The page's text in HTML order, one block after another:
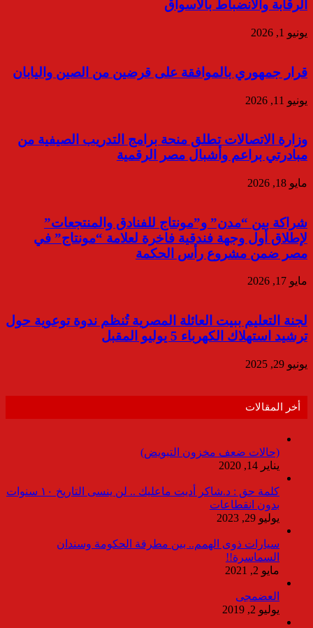
الرقابة والانضباط بالأسواق
يونيو 1, 2026
قرار جمهوري بالموافقة على قرضين من الصين واليابان
يونيو 11, 2026
وزارة الاتصالات تطلق منحة برامج التدريب الصيفية من
مبادرتي براعم وأشبال مصر الرقمية
مايو 18, 2026
شراكة بين “مدن” و”مونتاج للفنادق والمنتجعات”
لإطلاق أول وجهة فندقية فاخرة لعلامة “مونتاج” في
مصر ضمن مشروع رأس الحكمة
مايو 17, 2026
لجنة التعليم ببيت العائلة المصرية تُنظم ندوة توعوية حول
ترشيد استهلاك الكهرباء 5 يوليو المقبل
يونيو 29, 2025
أخر المقالات
(حالات ضعف مخزون التبويض)
يناير 14, 2020
كلمة حق : د.شاكر أديت ماعليك .. لن ينسى التاريخ ١٠ سنوات
بدون انقطاعات
يوليو 29, 2023
سيارات ذوى الهمم.. بين مطرقة الحكومة وسندان
السماسرة!!
مايو 2, 2021
العضمجى
يوليو 2, 2019